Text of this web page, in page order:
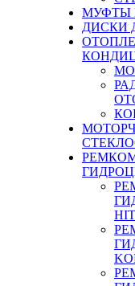
МУФТЫ
ДИСКИ